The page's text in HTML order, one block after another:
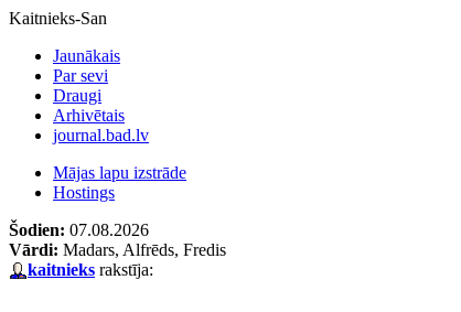
Kaitnieks-San
Jaunākais
Par sevi
Draugi
Arhivētais
journal.bad.lv
Mājas lapu izstrāde
Hostings
Šodien: 07.08.2026
Vārdi: Madars, Alfrēds, Fredis
kaitnieks rakstīja: